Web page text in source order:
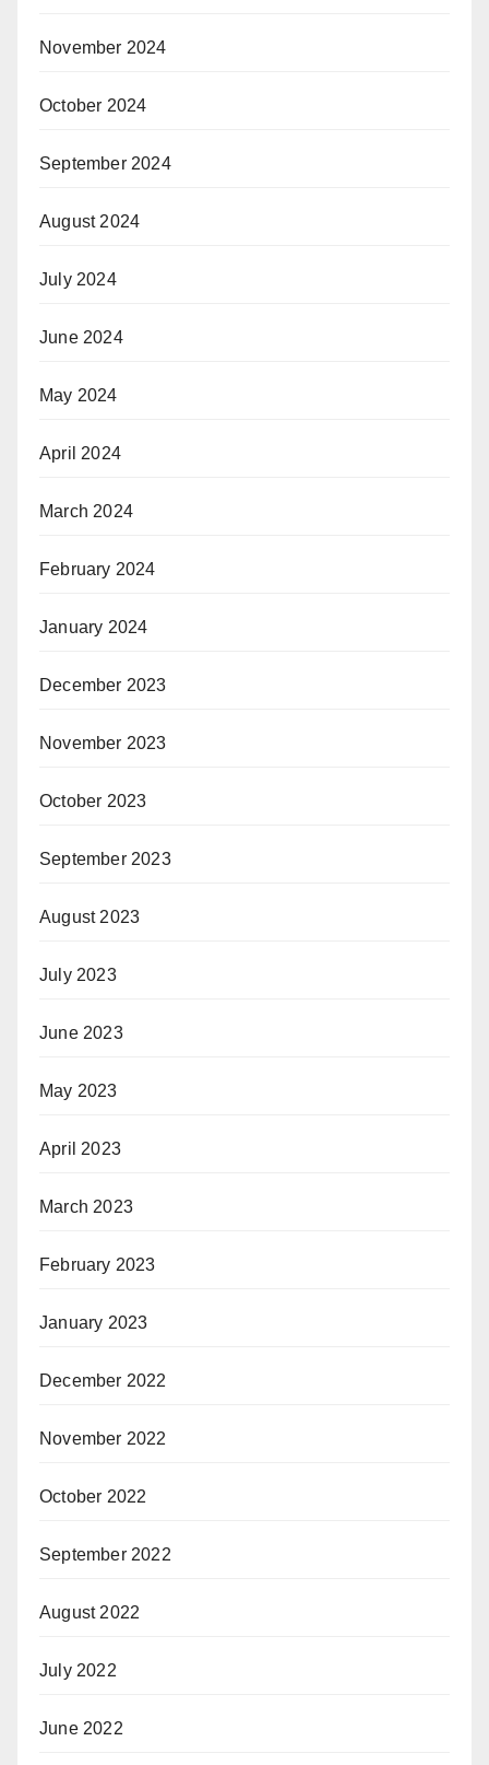
November 2024
October 2024
September 2024
August 2024
July 2024
June 2024
May 2024
April 2024
March 2024
February 2024
January 2024
December 2023
November 2023
October 2023
September 2023
August 2023
July 2023
June 2023
May 2023
April 2023
March 2023
February 2023
January 2023
December 2022
November 2022
October 2022
September 2022
August 2022
July 2022
June 2022